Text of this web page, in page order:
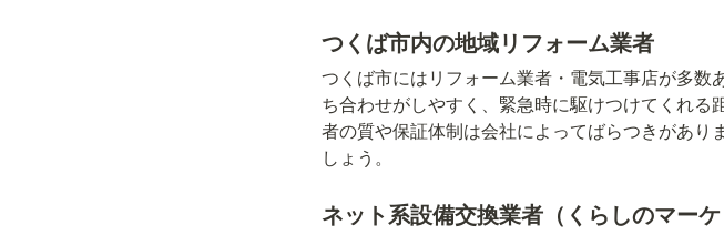
つくば市内の地域リフォーム業者
つくば市にはリフォーム業者・電気工事店が多
ち合わせがしやすく、緊急時に駆けつけてくれ
者の質や保証体制は会社によってばらつきがあり
しょう。
ネット系設備交換業者（くらしのマーケ